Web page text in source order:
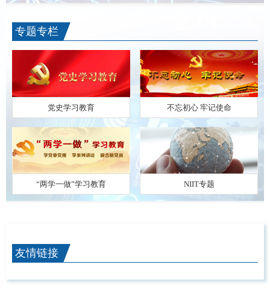
专题专栏
党史学习教育 不忘初心 牢记使命
“两学一做”学习教育 NIIT专题
友情链接